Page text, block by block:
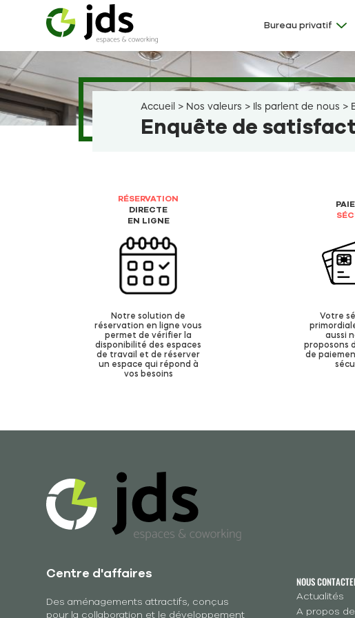
Bureau privatif
Accueil > Nos valeurs > Ils parlent de nous >
Enquête de
RÉSERVATION
DIRECTE
EN LIGNE
Notre solution de
réservation en ligne vous
permet de vérifier la
disponibilité des espaces
de travail et de réserver
un espace qui répond à
vos besoins
Votre
aussi
proposons
de
Centre d'affaires
Des aménagements attractifs, conçus
pour la collaboration et le développement
NOUS
Actualités
A propos